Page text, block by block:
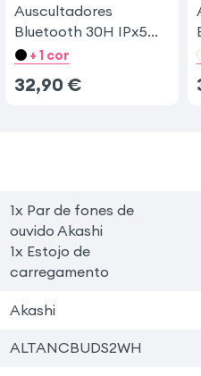
Auscultadores
Bluetooth 30H IPx5
branco
+ 1 cor
32,90 €
1x Par de fones de
ouvido Akashi
1x Estojo de
carregamento
Akashi
ALTANCBUDS2WH